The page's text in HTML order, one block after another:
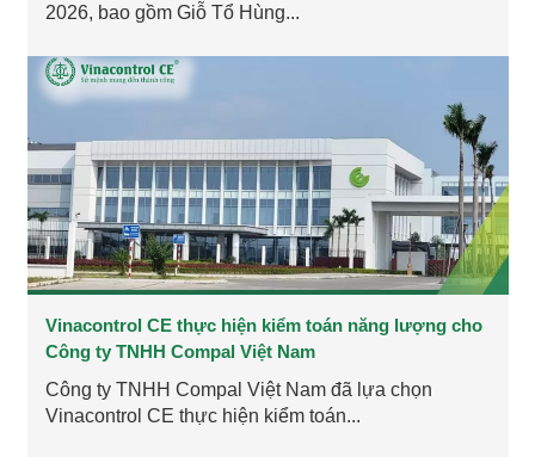
2026, bao gồm Giỗ Tổ Hùng...
Vinacontrol CE thực hiện kiểm toán năng lượng cho
Công ty TNHH Compal Việt Nam
Công ty TNHH Compal Việt Nam đã lựa chọn
Vinacontrol CE thực hiện kiểm toán...